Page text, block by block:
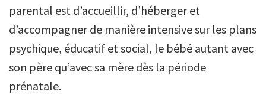
parental est d’accueillir, d’héberger et
d’accompagner de manière intensive sur les plans
psychique, éducatif et social, le bébé autant avec
son père qu’avec sa mère dès la période
prénatale.